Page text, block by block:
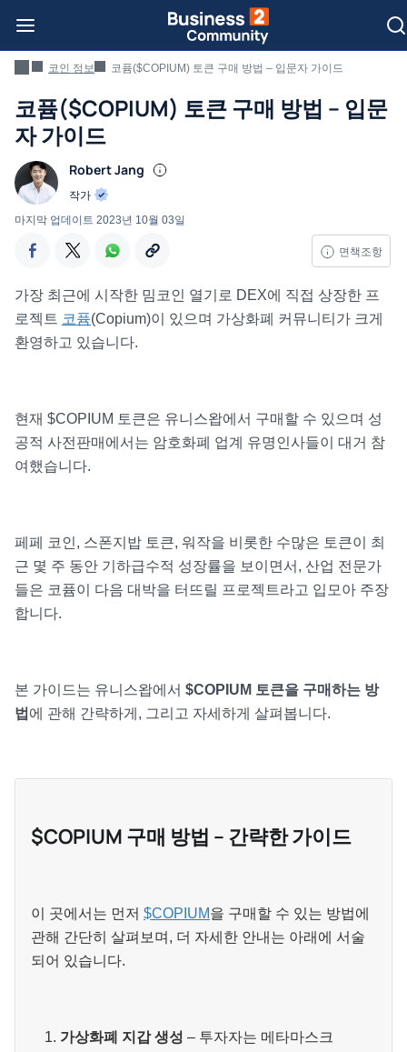
코인 정보 코퓸($COPIUM) 토큰 구매 방법 – 입문자 가이드
코퓸($COPIUM) 토큰 구매 방법 – 입문
자 가이드
Robert Jang
작가
면책조항
마지막 업데이트 2023년 10월 03일
가장 최근에 시작한 밈코인 열기로 DEX에 직접 상장한 프
로젝트 코퓸(Copium)이 있으며 가상화폐 커뮤니티가 크게
환영하고 있습니다.
현재 $COPIUM 토큰은 유니스왑에서 구매할 수 있으며 성
공적 사전판매에서는 암호화폐 업계 유명인사들이 대거 참
여했습니다.
페페 코인, 스폰지밥 토큰, 워작을 비롯한 수많은 토큰이 최
근 몇 주 동안 기하급수적 성장률을 보이면서, 산업 전문가
들은 코퓸이 다음 대박을 터뜨릴 프로젝트라고 입모아 주장
합니다.
본 가이드는 유니스왑에서 $COPIUM 토큰을 구매하는 방
법 에 관해 간략하게, 그리고 자세하게 살펴봅니다.
$COPIUM 구매 방법 – 간략한 가이드
이 곳에서는 먼저 $COPIUM을 구매할 수 있는 방법에
관해 간단히 살펴보며, 더 자세한 안내는 아래에 서술
되어 있습니다.
가상화폐 지갑 생성 – 투자자는 메타마스크